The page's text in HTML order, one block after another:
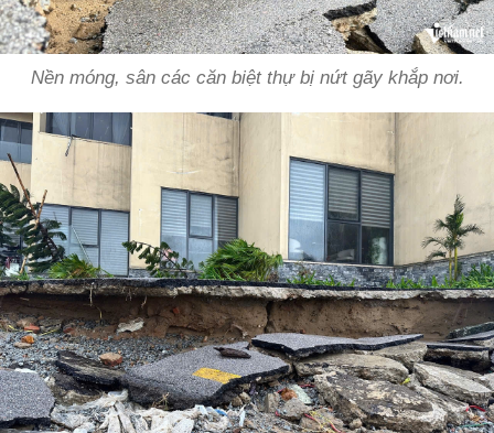
Nền móng, sân các căn biệt thự bị nứt gãy khắp nơi.